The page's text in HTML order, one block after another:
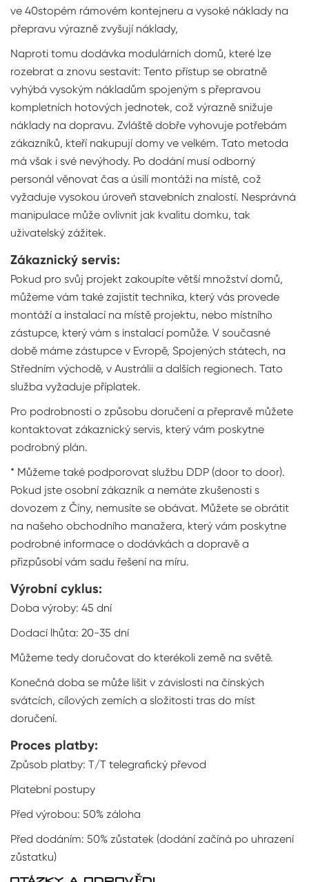
ve 40stopém rámovém kontejneru a vysoké náklady na
přepravu výrazně zvyšují náklady,
Naproti tomu dodávka modulárních domů, které lze
rozebrat a znovu sestavit: Tento přístup se obratně
vyhýbá vysokým nákladům spojeným s přepravou
kompletních hotových jednotek, což výrazně snižuje
náklady na dopravu. Zvláště dobře vyhovuje potřebám
zákazníků, kteří nakupují domy ve velkém. Tato metoda
má však i své nevýhody. Po dodání musí odborný
personál věnovat čas a úsilí montáži na místě, což
vyžaduje vysokou úroveň stavebních znalostí. Nesprávná
manipulace může ovlivnit jak kvalitu domku, tak
uživatelský zážitek.
Zákaznický servis:
Pokud pro svůj projekt zakoupíte větší množství domů,
můžeme vám také zajistit technika, který vás provede
montáží a instalací na místě projektu, nebo místního
zástupce, který vám s instalací pomůže. V současné
době máme zástupce v Evropě, Spojených státech, na
Středním východě, v Austrálii a dalších regionech. Tato
služba vyžaduje příplatek.
Pro podrobnosti o způsobu doručení a přepravě můžete
kontaktovat zákaznický servis, který vám poskytne
podrobný plán.
* Můžeme také podporovat službu DDP (door to door).
Pokud jste osobní zákazník a nemáte zkušenosti s
dovozem z Číny, nemusíte se obávat. Můžete se obrátit
na našeho obchodního manažera, který vám poskytne
podrobné informace o dodávkách a dopravě a
přizpůsobí vám sadu řešení na míru.
Výrobní cyklus:
Doba výroby: 45 dní
Dodací lhůta: 20-35 dní
Můžeme tedy doručovat do kterékoli země na světě.
Konečná doba se může lišit v závislosti na čínských
svátcích, cílových zemích a složitosti tras do míst
doručení.
Proces platby:
Způsob platby: T/T telegrafický převod
Platební postupy
Před výrobou: 50% záloha
Před dodáním: 50% zůstatek (dodání začíná po uhrazení
zůstatku)